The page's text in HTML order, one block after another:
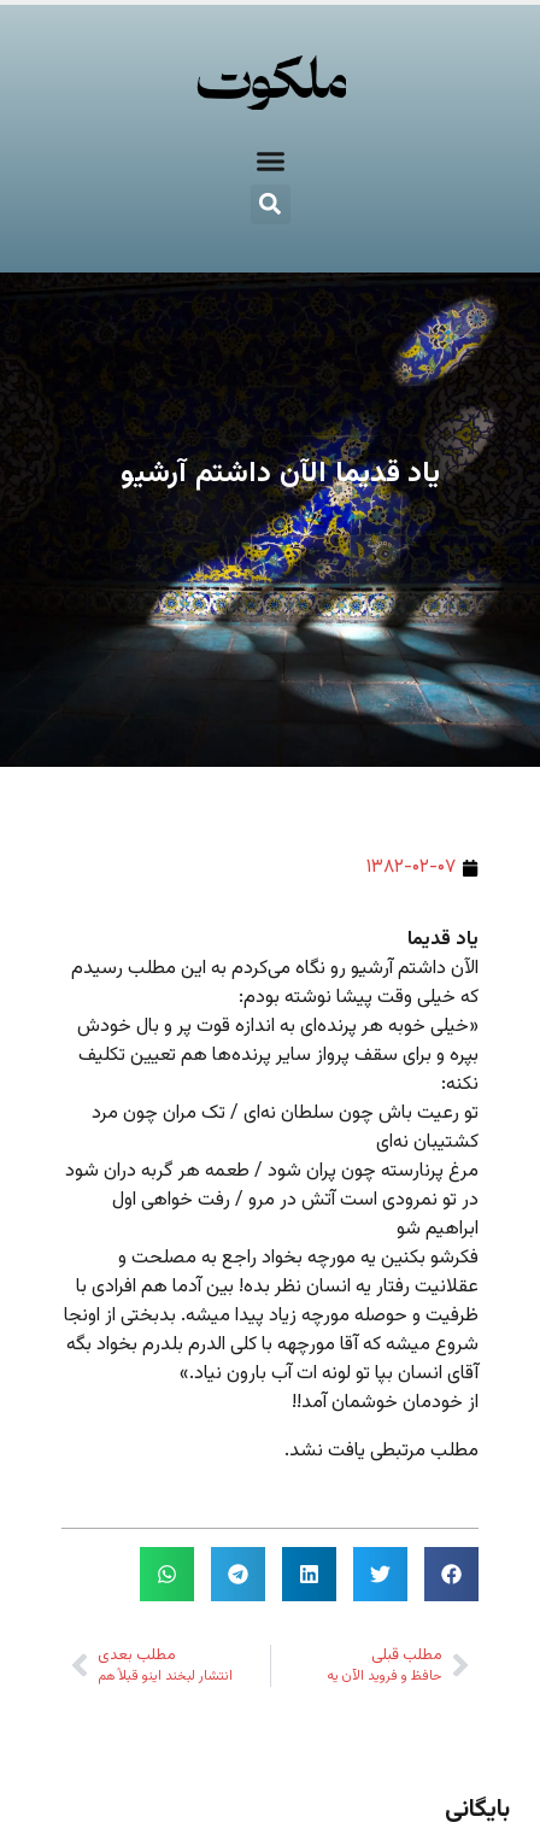
یاد قدیما الآن داشتم آرشیو
۱۳۸۲-۰۲-۰۷
یاد قدیما
الآن داشتم آرشیو رو نگاه می‌کردم به این مطلب رسیدم
که خیلی وقت پیشا نوشته بودم:
«خیلی خوبه هر پرنده‌ای به اندازه قوت پر و بال خودش
بپره و برای سقف پرواز سایر پرنده‌ها هم تعیین تکلیف
نکنه:
تو رعیت باش چون سلطان نه‌ای / تک مران چون مرد
کشتیبان نه‌ای
مرغ پرنارسته چون پران شود / طعمه هر گربه دران شود
در تو نمرودی است آتش در مرو / رفت خواهی اول
ابراهیم شو
فکرشو بکنین یه مورچه بخواد راجع به مصلحت و
عقلانیت رفتار یه انسان نظر بده! بین آدما هم افرادی با
ظرفیت و حوصله مورچه زیاد پیدا میشه. بدبختی از اونجا
شروع میشه که آقا مورچهه با کلی الدرم بلدرم بخواد بگه
آقای انسان بپا تو لونه ات آب بارون نیاد.»
از خودمان خوشمان آمد!!
مطلب مرتبطی یافت نشد.
مطلب قبلی
حافظ و فروید الآن یه
مطلب بعدی
انتشار لبخند اینو قبلاً هم
بایگانی